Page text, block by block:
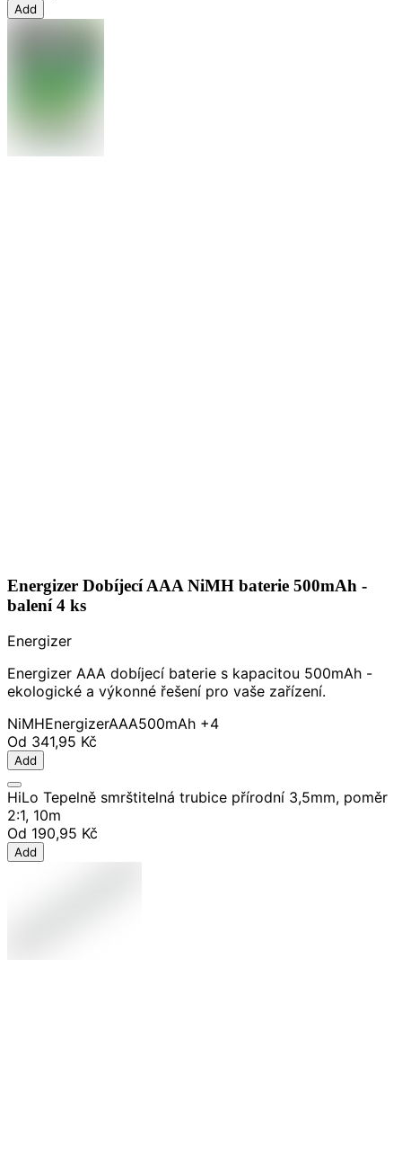
Add
Energizer Dobíjecí AAA NiMH baterie 500mAh -
balení 4 ks
Energizer
Energizer AAA dobíjecí baterie s kapacitou 500mAh -
ekologické a výkonné řešení pro vaše zařízení.
NiMHEnergizerAAA500mAh +4
Od 341,95 Kč
Add
HiLo Tepelně smrštitelná trubice přírodní 3,5mm, poměr
2:1, 10m
Od 190,95 Kč
Add